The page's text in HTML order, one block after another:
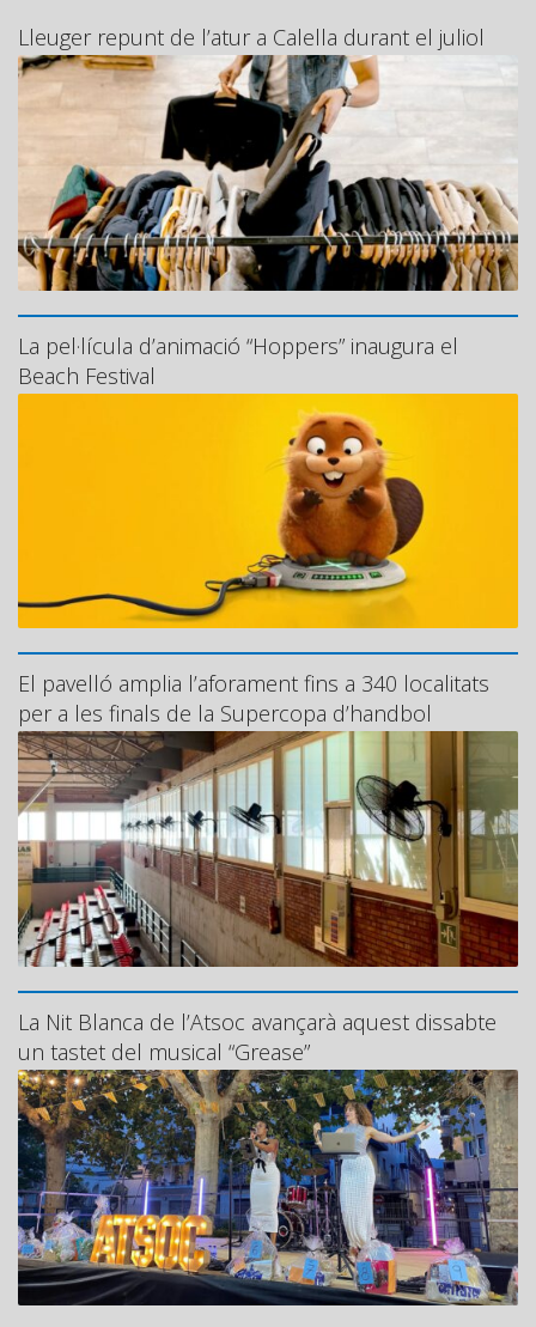
Lleuger repunt de l’atur a Calella durant el juliol
La pel·lícula d’animació “Hoppers” inaugura el
Beach Festival
El pavelló amplia l’aforament fins a 340 localitats
per a les finals de la Supercopa d’handbol
La Nit Blanca de l’Atsoc avançarà aquest dissabte
un tastet del musical “Grease”